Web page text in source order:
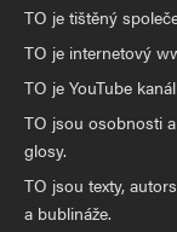
Jméno*
TO je tištěný
TO je internetový
TO je YouTube
TO jsou osobnosti
glosy.
TO jsou texty,
a bublináže.